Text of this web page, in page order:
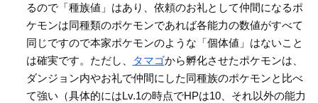
るので「種族値」はあり、依頼のお礼として仲間になるポ
ケモンは同種類のポケモンであれば各能力の数値がすべて
同じですので本家ポケモンのような「個体値」はないこと
は確実です。ただし、
タマゴから孵化させたポケモンは、
ダンジョン内やお礼で仲間にした同種族のポケモンと比べ
て強い（具体的にはLv.1の時点でHPは10、それ以外の能力